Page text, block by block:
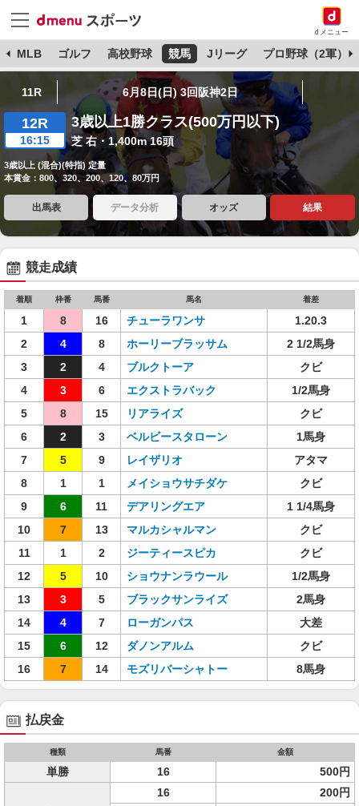
dメニュー
MLB ゴルフ 高校野球 競馬 Jリーグ プロ野球（2軍）
11R 6月8日(日) 3回阪神2日
12R
16:15
3歳以上1勝クラス(500万円以下)
芝 右・1,400m 16頭
3歳以上 (混合)(特指) 定量
本賞金：800、320、200、120、80万円
出馬表 データ分析 オッズ 結果
競走成績
着順 枠番 馬番 馬名 着差
1 8 16 チューラワンサ
1.20.3
2
4 8 ホーリーブラッサム
2 1/2馬身
3
2 4 ブルクトーア
クビ
4
3 6 エクストラバック
1/2馬身
5
8 15 リアライズ
クビ
6
2 3 ベルビースタローン
1馬身
7
5 9 レイザリオ
アタマ
8
1 1 メイショウサチダケ
クビ
9
6 11 デアリングエア
1 1/4馬身
10
7 13 マルカシャルマン
クビ
11
1 2 ジーティースピカ
クビ
12
5 10 ショウナンラウール
1/2馬身
13
3 5 ブラックサンライズ
2馬身
14
4 7 ローガンパス
大差
15
6 12 ダノンアルム
クビ
16
7 14 モズリバーシャトー 8馬身
払戻金
種類 馬番 金額
単勝 16 500円
16
200円